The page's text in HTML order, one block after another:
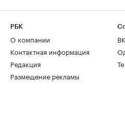
РБК
О компании
Контактная информация
Редакция
Размещение рекламы